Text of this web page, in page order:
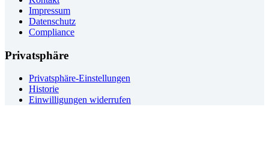
Impressum
Datenschutz
Compliance
Privatsphäre
Privatsphäre-Einstellungen
Historie
Einwilligungen widerrufen